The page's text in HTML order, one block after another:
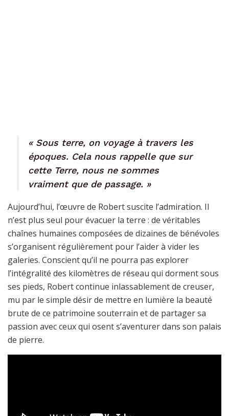
« Sous terre, on voyage à travers les
époques. Cela nous rappelle que sur
cette Terre, nous ne sommes
vraiment que de passage. »
Aujourd’hui, l’œuvre de Robert suscite l’admiration. Il
n’est plus seul pour évacuer la terre : de véritables
chaînes humaines composées de dizaines de bénévoles
s’organisent régulièrement pour l’aider à vider les
galeries. Conscient qu’il ne pourra pas explorer
l’intégralité des kilomètres de réseau qui dorment sous
ses pieds, Robert continue inlassablement de creuser,
mu par le simple désir de mettre en lumière la beauté
brute de ce patrimoine souterrain et de partager sa
passion avec ceux qui osent s’aventurer dans son palais
de pierre.